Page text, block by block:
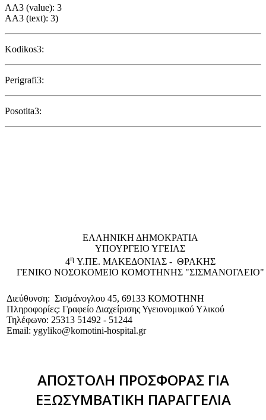
AA3 (value): 3
AA3 (text): 3)
Kodikos3:
Perigrafi3:
Posotita3:
EΛΛΗΝΙΚΗ ΔΗΜΟΚΡΑΤΙΑ
ΥΠΟΥΡΓΕΙΟ ΥΓΕΙΑΣ
4η Υ.ΠΕ. ΜΑΚΕΔΟΝΙΑΣ - ΘΡΑΚΗΣ
ΓΕΝΙΚΟ NΟΣΟΚΟΜΕΙΟ ΚΟΜΟΤΗΝΗΣ "ΣΙΣΜΑΝΟΓΛΕΙΟ"
Διεύθυνση: Σισμάνογλου 45, 69133 ΚΟΜΟΤΗΝΗ
Πληροφορίες: Γραφείο Διαχείρισης Υγειονομικού Υλικού
Τηλέφωνο: 25313 51492 - 51244
Email: ygyliko@komotini-hospital.gr
ΑΠΟΣΤΟΛΗ ΠΡΟΣΦΟΡΑΣ ΓΙΑ
ΕΞΩΣΥΜΒΑΤΙΚΗ ΠΑΡΑΓΓΕΛΙΑ